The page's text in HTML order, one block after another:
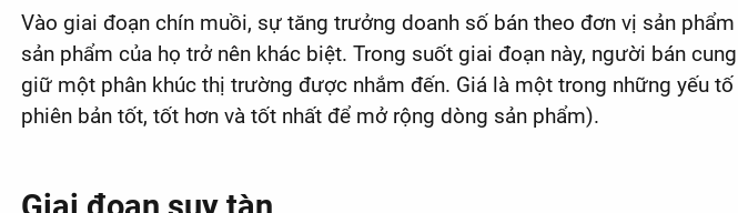
Vào giai đoạn chín muồi, sự tăng trưởng doanh số bán theo đơn vị sản
sản phẩm của họ trở nên khác biệt. Trong suốt giai đoạn này, người bán
giữ một phân khúc thị trường được nhắm đến. Giá là một trong những yếu
phiên bản tốt, tốt hơn và tốt nhất để mở rộng dòng sản phẩm).